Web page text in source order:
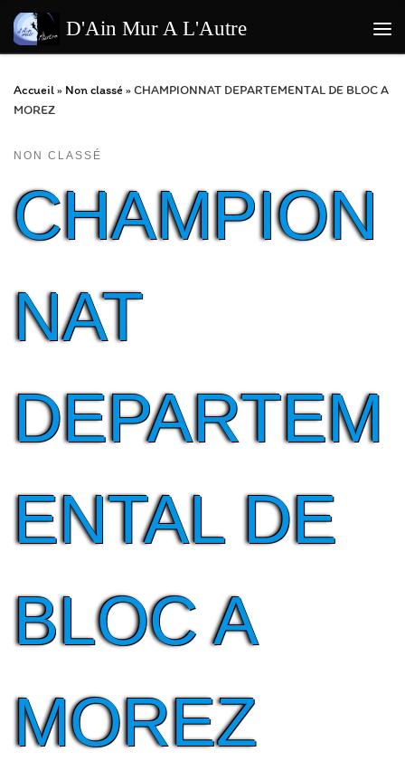
Passer au contenu
D'Ain Mur A L'Autre
Accueil» Non classé»CHAMPIONNAT DEPARTEMENTAL DE BLOC A
MOREZ
NON CLASSÉ
CHAMPION
NAT
DEPARTEM
ENTAL DE
BLOC A
MOREZ